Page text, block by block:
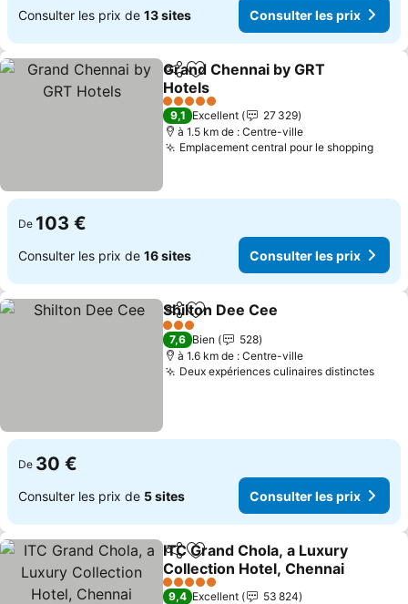
Consulter les prix de 13 sites Consulter les prix
PartagerAjouter à mes favoris
Grand Chennai by GRT
Hotels
Consulter les prix
5 Étoiles
9,1 Excellent
27 329
à 1.5 km de : Centre-ville
Emplacement central pour le shopping
De 103 €
Consulter les prix de 16 sites Consulter les prix
PartagerAjouter à mes favoris
Shilton Dee Cee
3 Étoiles
7,6 Bien
528
à 1.6 km de : Centre-ville
Deux expériences culinaires distinctes
De 30 €
Consulter les prix de 5 sites Consulter les prix
PartagerAjouter à mes favoris
ITC Grand Chola, a Luxury
Collection Hotel, Chennai
Consulter les prix
5 Étoiles
9,4 Excellent
53 824